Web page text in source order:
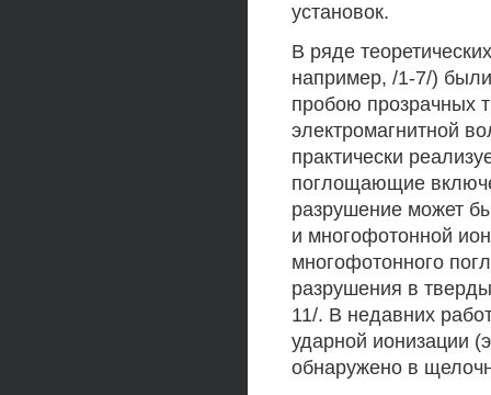
установок.
В ряде
например, /1-7/)
пробою прозрачных
электромагнитной
практически
поглощающие
разрушение может
и многофотонной
многофотонного
разрушения в
11/. В недавних
ударной ионизации
обнаружено в